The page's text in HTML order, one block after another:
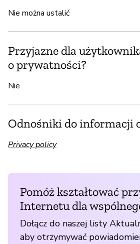
Nie można ustalić
Przyjazne dla
o prywatności?
Nie
Odnośniki do informacji
Privacy policy
Pomóż kształtować
Internetu dla
Dołącz do naszej listy
aby otrzymywać